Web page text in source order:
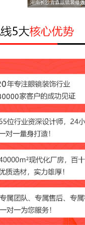
湖南长沙青森眼镜装修